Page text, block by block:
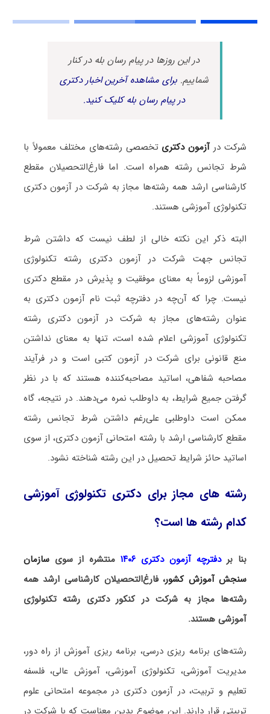
در این روزها در پیام رسان بله در کنار
شماییم.برای مشاهده آخرین اخبار دکتری
در پیام رسان بله کلیک کنید.
شرکت درآزمون دکتری تخصصی رشته‌های مختلف معمولاً با
شرط تجانس رشته همراه است. اما فارغ‌التحصیلان مقطع
کارشناسی ارشد همه رشته‌ها مجاز به شرکت در آزمون دکتری
تکنولوژی آموزشی هستند.
البته ذکر این نکته خالی از لطف نیست که داشتن شرط
تجانس جهت شرکت در آزمون دکتری رشته تکنولوژی
آموزشی لزوماً به معنای موفقیت و پذیرش در مقطع دکتری
نیست. چرا که آن‌چه در دفترچه ثبت نام آزمون دکتری به
عنوان رشته‌های مجاز به شرکت در آزمون دکتری رشته
تکنولوژی آموزشی اعلام شده است، تنها به معنای نداشتن
منع قانونی برای شرکت در آزمون کتبی است و در فرآیند
مصاحبه شفاهی، اساتید مصاحبه‌کننده هستند که با در نظر
گرفتن جمیع شرایط، به داوطلب نمره می‌دهند. در نتیجه، گاه
ممکن است داوطلبی علی‌رغم داشتن شرط تجانس رشته
مقطع کارشناسی ارشد با رشته امتحانی آزمون دکتری، از سوی
اساتید حائز شرایط تحصیل در این رشته شناخته نشود.
رشته های مجاز برای دکتری تکنولوژی آموزشی
کدام رشته ها است؟
بنا بردفترچه آزمون دکتری ۱۴۰۶ منتشره از سویسازمان
سنجش آموزش کشور، فارغ‌التحصیلان کارشناسی ارشد همه
رشته‌ها مجاز به شرکت در کنکور دکتری رشته تکنولوژی
آموزشی هستند.
رشته‌های برنامه ریزی درسی، برنامه ریزی آموزش از راه دور،
مدیریت آموزشی، تکنولوژی آموزشی، آموزش عالی، فلسفه
تعلیم و تربیت، در آزمون دکتری در مجموعه امتحانی علوم
تربیتی قرار دارند. این موضوع بدین معناست که با شرکت در